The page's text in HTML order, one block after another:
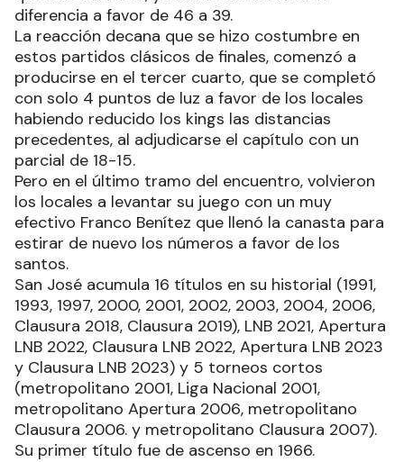
diferencia a favor de 46 a 39.
La reacción decana que se hizo costumbre en
estos partidos clásicos de finales, comenzó a
producirse en el tercer cuarto, que se completó
con solo 4 puntos de luz a favor de los locales
habiendo reducido los kings las distancias
precedentes, al adjudicarse el capítulo con un
parcial de 18-15.
Pero en el último tramo del encuentro, volvieron
los locales a levantar su juego con un muy
efectivo Franco Benítez que llenó la canasta para
estirar de nuevo los números a favor de los
santos.
San José acumula 16 títulos en su historial (1991,
1993, 1997, 2000, 2001, 2002, 2003, 2004, 2006,
Clausura 2018, Clausura 2019), LNB 2021, Apertura
LNB 2022, Clausura LNB 2022, Apertura LNB 2023
y Clausura LNB 2023) y 5 torneos cortos
(metropolitano 2001, Liga Nacional 2001,
metropolitano Apertura 2006, metropolitano
Clausura 2006. y metropolitano Clausura 2007).
Su primer título fue de ascenso en 1966.